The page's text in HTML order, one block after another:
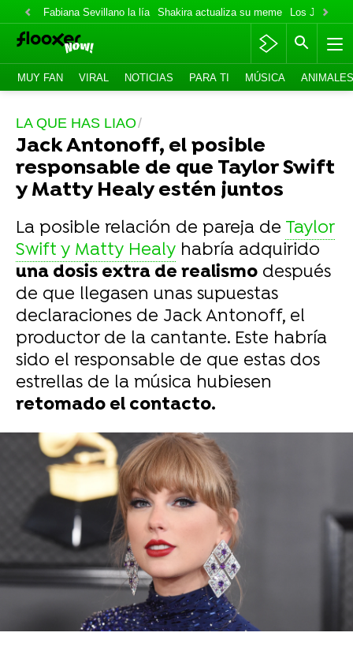
Fabiana Sevillano la lía Shakira actualiza su meme Los Jonas
MUY FAN VIRAL NOTICIAS PARA TI MÚSICA ANIMALES
LA QUE HAS LIAO
Jack Antonoff, el posible
responsable de que Taylor Swift
y Matty Healy estén juntos
La posible relación de pareja de Taylor
Swift y Matty Healy habría adquirido
una dosis extra de realismo después
de que llegasen unas supuestas
declaraciones de Jack Antonoff, el
productor de la cantante. Este habría
sido el responsable de que estas dos
estrellas de la música hubiesen
retomado el contacto.
Asier Duque
Publicado: 09 de mayo de 2023, 13:14
WhatsappFacebook
X Flipboard